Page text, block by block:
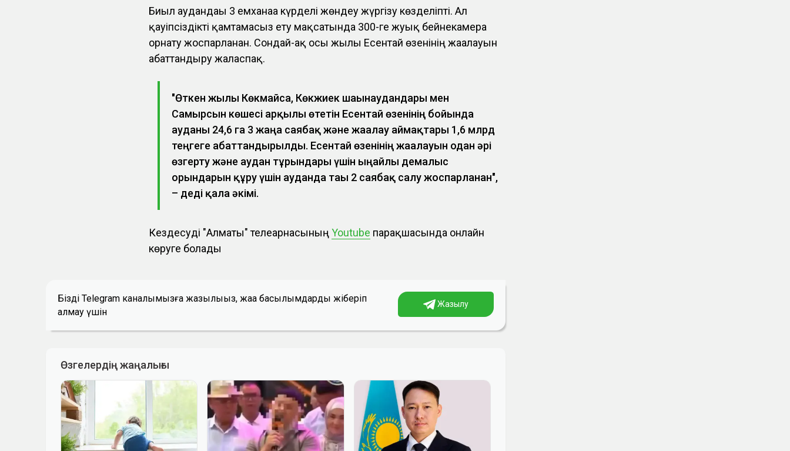
Биыл аудандағы 3 емханаға күрделі жөндеу жүргізу көзделіпті. Ал
қауіпсіздікті қамтамасыз ету мақсатында 300-ге жуық бейнекамера
орнату жоспарланған. Сондай-ақ осы жылы Есентай өзенінің жағалауын
абаттандыру жалғаспақ.
"Өткен жылы Көкмайса, Көкжиек шағынаудандары мен
Самырсын көшесі арқылы өтетін Есентай өзенінің бойында
ауданы 24,6 га 3 жаңа саябақ және жағалау аймақтары 1,6 млрд
теңгеге абаттандырылды. Есентай өзенінің жағалауын одан әрі
өзгерту және аудан тұрғындары үшін ыңғайлы демалыс
орындарын құру үшін ауданда тағы 2 саябақ салу жоспарланған",
– деді қала әкімі.
Кездесуді "Алматы" телеарнасыныңYoutube парақшасында онлайн
көруге болады
Біздің Telegram каналымызға жазылыңыз, жаңа басылымдарды жіберіп
алмау үшін
Жазылу